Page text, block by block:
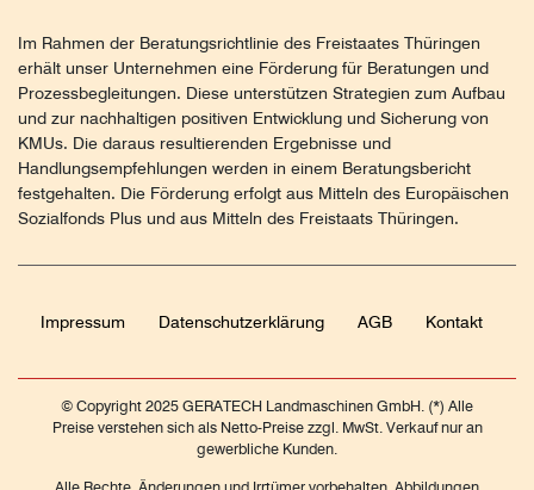
Im Rahmen der Beratungsrichtlinie des Freistaates Thüringen
erhält unser Unternehmen eine Förderung für Beratungen und
Prozessbegleitungen. Diese unterstützen Strategien zum Aufbau
und zur nachhaltigen positiven Entwicklung und Sicherung von
KMUs. Die daraus resultierenden Ergebnisse und
Handlungsempfehlungen werden in einem Beratungsbericht
festgehalten. Die Förderung erfolgt aus Mitteln des Europäischen
Sozialfonds Plus und aus Mitteln des Freistaats Thüringen.
Impressum Daten­schutz­erklärung AGB Kontakt
© Copyright 2025 GERATECH Landmaschinen GmbH. (*) Alle
Preise verstehen sich als Netto-Preise zzgl. MwSt. Verkauf nur an
gewerbliche Kunden.